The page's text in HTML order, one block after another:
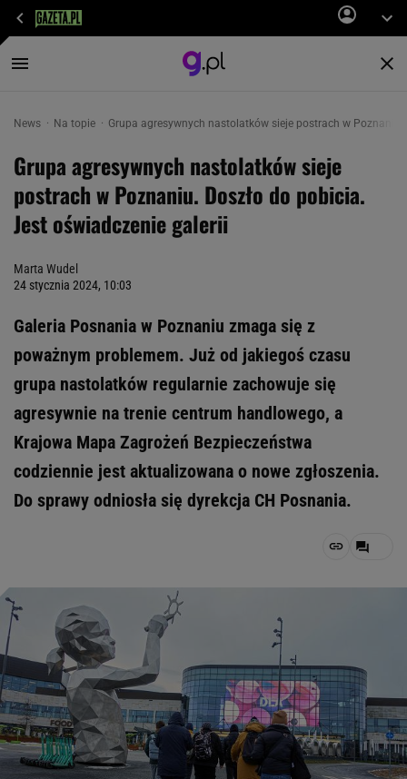
News Na topie Grupa agresywnych nastolatków sieje postrach w
Grupa agresywnych nastolatków sieje
postrach w Poznaniu. Doszło do pobicia.
Jest oświadczenie galerii
Marta Wudel
24 stycznia 2024, 10:03
Galeria Posnania w Poznaniu zmaga się z
poważnym problemem. Już od jakiegoś czasu
grupa nastolatków regularnie zachowuje się
agresywnie na trenie centrum handlowego, a
Krajowa Mapa Zagrożeń Bezpieczeństwa
codziennie jest aktualizowana o nowe zgłoszenia.
Do sprawy odniosła się dyrekcja CH Posnania.